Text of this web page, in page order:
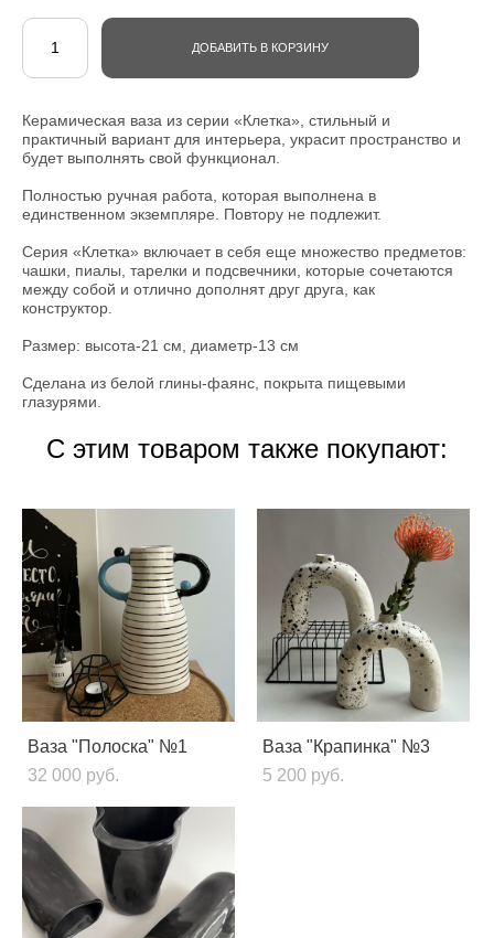
ДОБАВИТЬ В КОРЗИНУ
Керамическая ваза из серии «Клетка», стильный и
практичный вариант для интерьера, украсит пространство и
будет выполнять свой функционал.
Полностью ручная работа, которая выполнена в
единственном экземпляре. Повтору не подлежит.
Серия «Клетка» включает в себя еще множество предметов:
чашки, пиалы, тарелки и подсвечники, которые сочетаются
между собой и отлично дополнят друг друга, как
конструктор.
Размер: высота-21 см, диаметр-13 см
Сделана из белой глины-фаянс, покрыта пищевыми
глазурями.
С этим товаром также покупают:
Ваза "Полоска" №1
32 000 pуб.
Ваза "Крапинка" №3
5 200 pуб.